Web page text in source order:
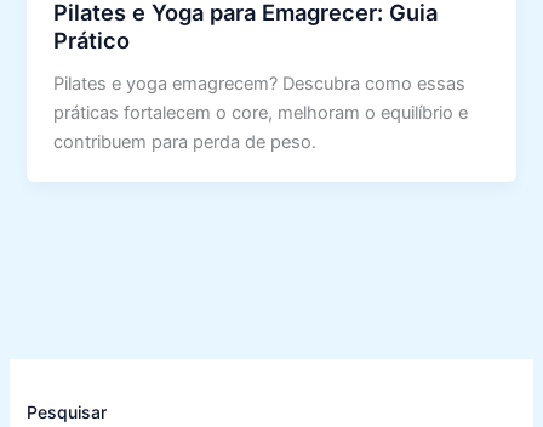
Pilates e Yoga para Emagrecer: Guia
Prático
Pilates e yoga emagrecem? Descubra como essas
práticas fortalecem o core, melhoram o equilíbrio e
contribuem para perda de peso.
Pesquisar